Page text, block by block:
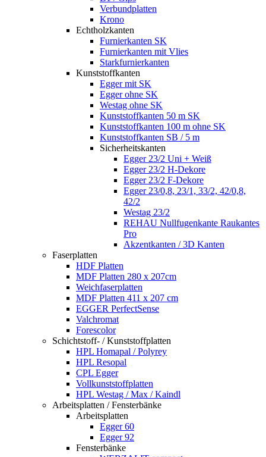
Verbundplatten
Krono
Echtholzkanten
Furnierkanten SK
Furnierkanten mit Vlies
Starkfurnierkanten
Kunststoffkanten
Egger mit SK
Egger ohne SK
Westag ohne SK
Kunststoffkanten 50 m SK
Kunststoffkanten 100 m ohne SK
Kunststoffkanten SB / 5 m
Sicherheitskanten
Egger 23/2 Uni + Weiß
Egger 23/2 H-Dekore
Egger 23/2 F-Dekore
Egger 23/0,8, 23/1, 33/2, 42/0,8,
42/2
Westag 23/2
REHAU Nullfugenkante Raukantes
Pro
Akzentkanten / 3D Kanten
Faserplatten
HDF Platten
MDF Platten 280 x 207cm
Weichfaserplatten
MDF Platten 411 x 207 cm
EGGER PerfectSense
Valchromat
Forescolor
Schichtstoff- / Kunststoffplatten
HPL Homapal / Polyrey
HPL Resopal
CPL Egger
Vollkunststoffplatten
HPL Westag / Max / Kaindl
Arbeitsplatten / Fensterbänke
Arbeitsplatten
Egger 60
Egger 92
Fensterbänke